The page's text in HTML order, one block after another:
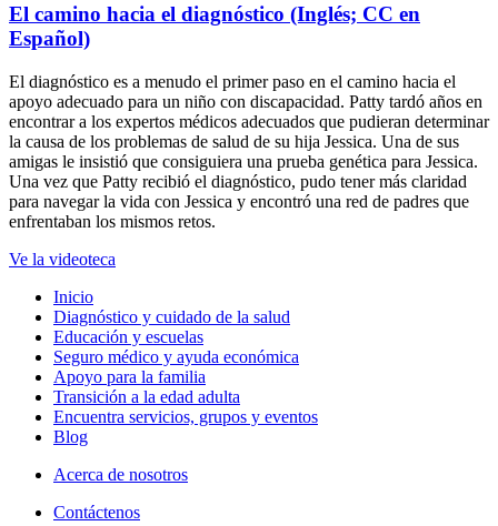
El camino hacia el diagnóstico (Inglés; CC en
Español)
El diagnóstico es a menudo el primer paso en el camino hacia el
apoyo adecuado para un niño con discapacidad. Patty tardó años en
encontrar a los expertos médicos adecuados que pudieran determinar
la causa de los problemas de salud de su hija Jessica. Una de sus
amigas le insistió que consiguiera una prueba genética para Jessica.
Una vez que Patty recibió el diagnóstico, pudo tener más claridad
para navegar la vida con Jessica y encontró una red de padres que
enfrentaban los mismos retos.
Ve la videoteca
Inicio
Diagnóstico y cuidado de la salud
Educación y escuelas
Seguro médico y ayuda económica
Apoyo para la familia
Transición a la edad adulta
Encuentra servicios, grupos y eventos
Blog
Acerca de nosotros
Contáctenos